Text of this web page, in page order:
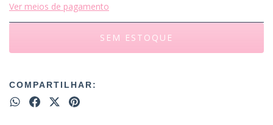
Ver meios de pagamento
COMPARTILHAR: